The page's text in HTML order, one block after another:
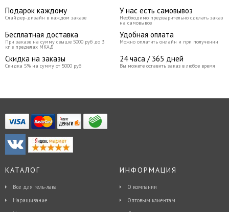
Подарок каждому
Слайдер-дизайн в каждом заказе
У нас есть самовывоз
Необходимо предварительно сделать заказ
на самовывоз
Бесплатная доставка
При заказе на сумму свыше 5000 руб до 3
кг в пределах МКАД
Удобная оплата
Можно оплатить онлайн и при получении
Скидка на заказы
Скидка 5% на сумму от 5000 руб
24 часа / 365 дней
Вы можете оставить заказ в любое время
КАТАЛОГ
Все для гель-лака
Наращивание
ИНФОРМАЦИЯ
О компании
Оптовым клиентам